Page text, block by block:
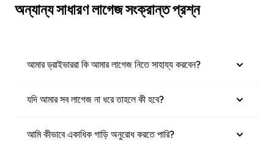
অন্যান্য সাধারণ লাগেজ সংক্রান্ত প্রশ্ন
আমার ড্রাইভাররা কি আমার লাগেজ নিতে সাহায্য করবেন?
যদি আমার সব লাগেজ না ধরে তাহলে কী হবে?
আমি কীভাবে একাধিক গাড়ি অনুরোধ করতে পারি?